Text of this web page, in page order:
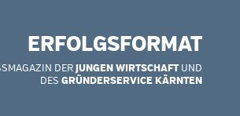
ERFOLGSFORMAT
DERJUNGEN WIRTSCHAFTUND
DES GRÜNDERSERVICE KÄRNTEN